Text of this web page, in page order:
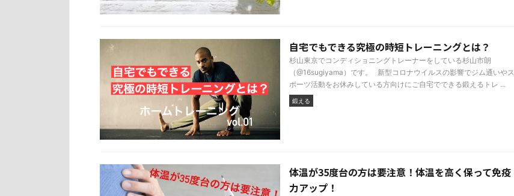
自宅でもできる究極の時短トレーニングとは？
杉山東京でコンディショニングトレーナーをしている杉山市朗
（@16sugiyama）です。 新型コロナウイルスの影響でジム通いやス
ポーツ活動をお休みしている方向けにご自宅でできる鍛えるトレ ...
鍛える
体温が35度台の方は要注意！体温を高く保って免疫
力アップ！